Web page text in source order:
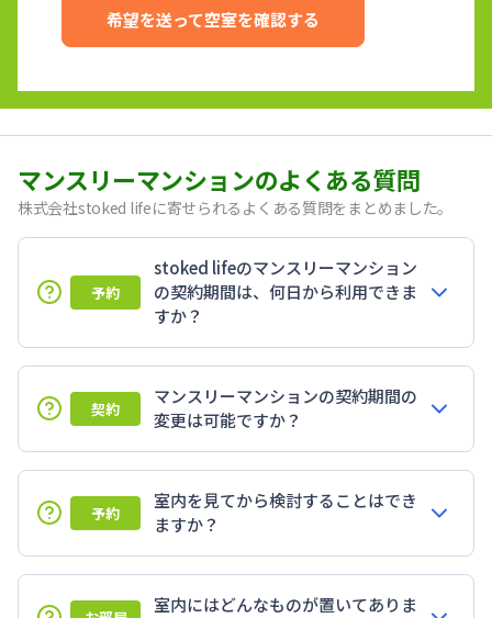
希望を送って空室を確認する
マンスリーマンションのよくある質問
株式会社stoked lifeに寄せられるよくある質問をまとめました。
予約
stoked lifeのマンスリーマンション
の契約期間は、何日から利用できま
すか？
契約
マンスリーマンションの契約期間の
変更は可能ですか？
予約
室内を見てから検討することはでき
ますか？
室内にはどんなものが置いてありま